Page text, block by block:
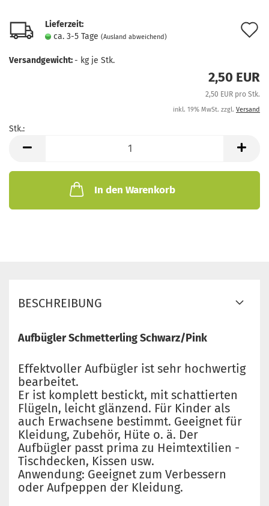
Lieferzeit:
ca. 3-5 Tage (Ausland abweichend)
Versandgewicht:- kg je Stk.
2,50 EUR
2,50 EUR pro Stk.
inkl. 19% MwSt. zzgl. Versand
Stk.:
In den Warenkorb
BESCHREIBUNG
Aufbügler Schmetterling Schwarz/Pink
Effektvoller Aufbügler ist sehr hochwertig
bearbeitet.
Er ist komplett bestickt, mit schattierten
Flügeln, leicht glänzend. Für Kinder als
auch Erwachsene bestimmt. Geeignet für
Kleidung, Zubehör, Hüte o. ä. Der
Aufbügler passt prima zu Heimtextilien -
Tischdecken, Kissen usw.
Anwendung: Geeignet zum Verbessern
oder Aufpeppen der Kleidung.